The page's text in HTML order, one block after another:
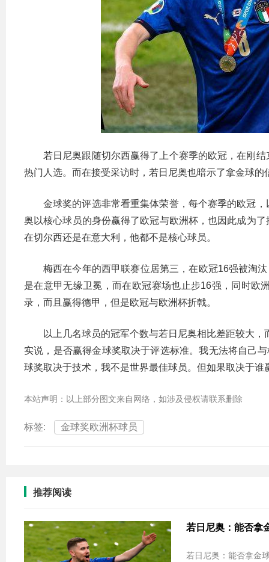
若日尼奥跟随切尔西赢得了上个赛季的欧冠，在刚
热门人选。而在接受采访时，若日尼奥也暗示了拿金球
金球奖的评选非常看重集体荣誉，每个赛季的欧冠
奥以核心球员的身份赢得了欧冠与欧洲杯，也因此成为
在切尔西还是在意大利，他都不是核心球员。
梅西在今年的西甲联赛位居第三，在欧冠16强被淘
是在意甲无缘卫冕，而在欧冠赛场也止步16强，同时欧
录，而且赢得德甲，但是欧冠与欧洲杯折戟。
以上几名球员的冠军个数与若日尼奥相比差距较大
实说，是否赢得金球奖取决于评选标准。我无法将自己
球奖取决于技术，我不是世界最佳球员。但如果取决于
本站声明：以上部分图文来自网络，如涉及侵权请联系删除
标签: 金球奖欧洲杯球员
推荐阅读
若日尼奥：能否拿
若日尼奥：能否拿金球看评选标准